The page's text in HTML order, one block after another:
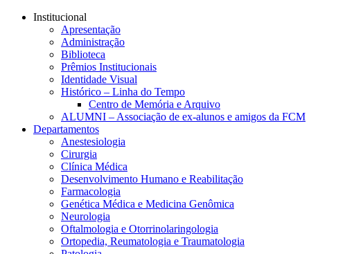
Conteúdo principal
Institucional
Apresentação
Administração
Biblioteca
Prêmios Institucionais
Identidade Visual
Histórico – Linha do Tempo
Centro de Memória e Arquivo
ALUMNI – Associação de ex-alunos e amigos da FCM
Departamentos
Anestesiologia
Cirurgia
Clínica Médica
Desenvolvimento Humano e Reabilitação
Farmacologia
Genética Médica e Medicina Genômica
Neurologia
Oftalmologia e Otorrinolaringologia
Ortopedia, Reumatologia e Traumatologia